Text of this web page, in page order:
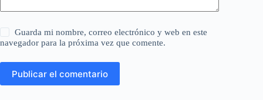
Guarda mi nombre, correo electrónico y web en este
navegador para la próxima vez que comente.
Publicar el comentario